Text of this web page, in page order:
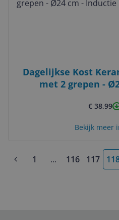
Dagelijkse Kost
met 2 grepen -
€ 38,99
Bekijk meer
1 ...More pages
116 117